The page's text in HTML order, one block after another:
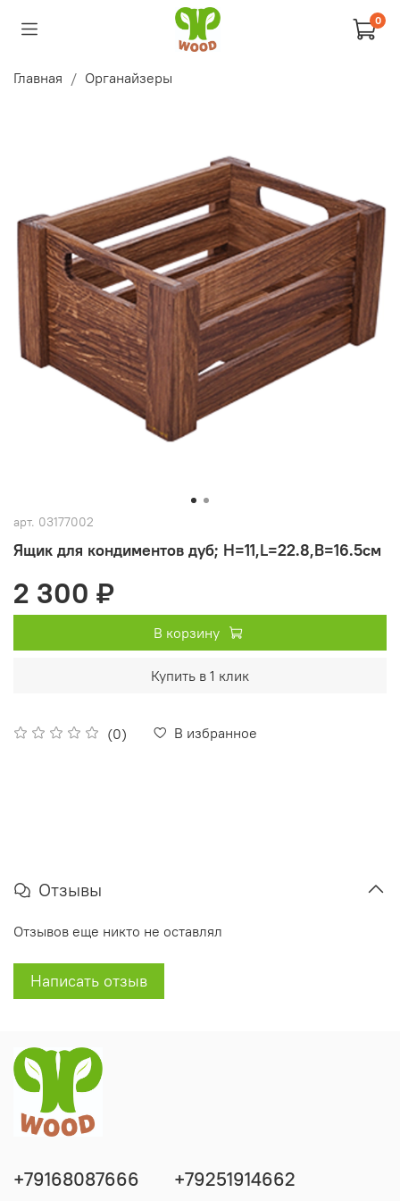
0
Главная Органайзеры
арт. 03177002
Ящик для кондиментов дуб; H=11,L=22.8,B=16.5см
(0) В избранное
2 300 ₽
В корзину
Купить в 1 клик
Отзывы
Отзывов еще никто не оставлял
Написать отзыв
+79168087666 +79251914662